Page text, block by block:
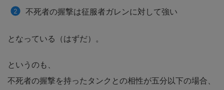
不死者の握撃は征服者ガレンに対して強い
となっている（はずだ）。
というのも、
不死者の握撃を持ったタンクとの相性が五分以下の場合、